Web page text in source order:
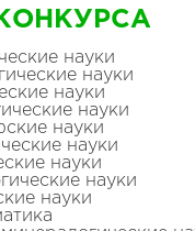
науки
науки
науки
науки
науки
науки
науки
науки
науки